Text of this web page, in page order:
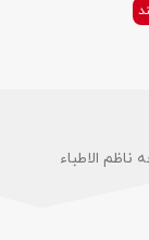
الاطباء